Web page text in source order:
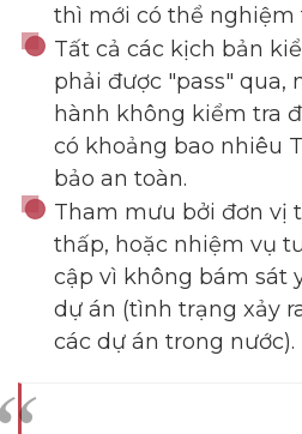
thì mới có thể nghiệm
Tất cả các kịch bản
phải được "pass" qua,
hành không kiểm tra
có khoảng bao nhiêu
bảo an toàn.
Tham mưu bởi đơn vị
thấp, hoặc nhiệm vụ
cập vì không bám sát
dự án (tình trạng xảy
các dự án trong nước).